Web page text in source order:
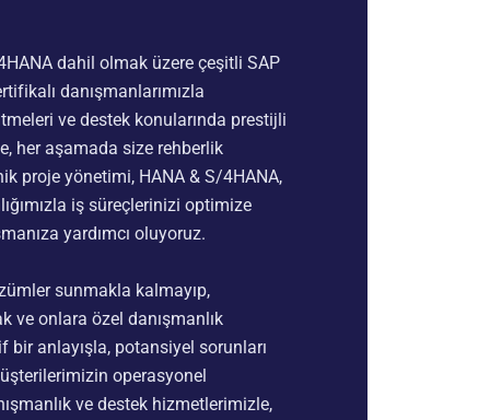
dahil olmak üzere çeşitli SAP
danışmanlarımızla
ve destek konularında prestijli
her aşamada size rehberlik
proje yönetimi, HANA & S/4HANA,
iş süreçlerinizi optimize
yardımcı oluyoruz.
sunmakla kalmayıp,
ve onlara özel danışmanlık
anlayışla, potansiyel sorunları
operasyonel
ve destek hizmetlerimizle,